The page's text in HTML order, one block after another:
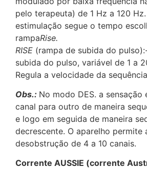
pelo terapeuta) de 1 Hz a 120
estimulação segue o tempo
rampaRise.
RISE (rampa de subida do
subida do pulso, variável de 1 a
Regula a velocidade da
Obs.: No modo DES. a sensação
canal para outro de maneira
e logo em seguida de maneira
decrescente. O aparelho permite
desobstrução de 4 a 10 canais.
Corrente AUSSIE (corrente